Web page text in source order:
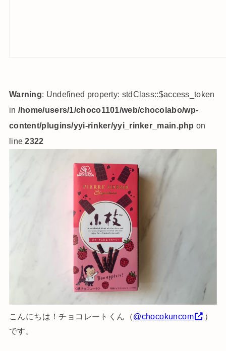
Warning: Undefined property: stdClass::$access_token
in /home/users/1/choco1101/web/chocolabo/wp-
content/plugins/yyi-rinker/yyi_rinker_main.php on
line2322
こんにちは！チョコレートくん（@chocokuncom
）
です。